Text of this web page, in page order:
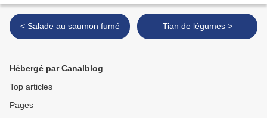
< Salade au saumon fumé Tian de légumes >
Hébergé par Canalblog
Top articles
Pages